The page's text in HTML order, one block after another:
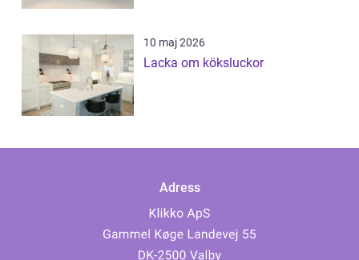
10 maj 2026
Lacka om köksluckor
Adress